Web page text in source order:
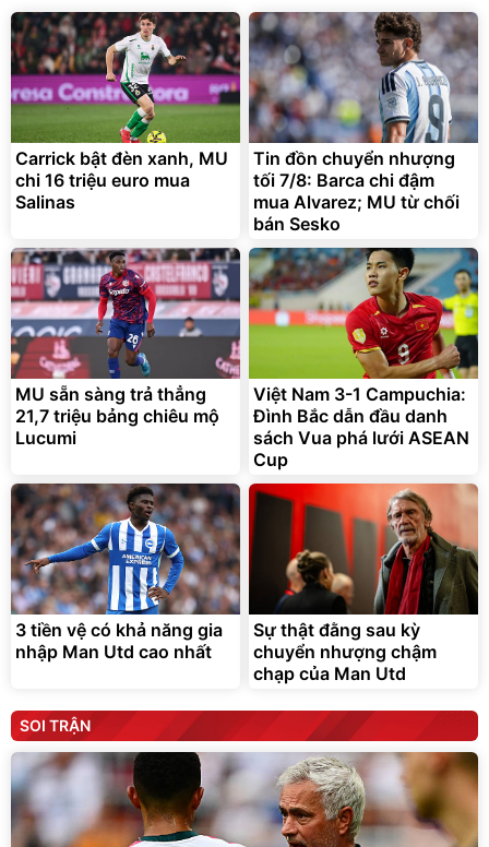
Carrick bật đèn xanh, MU
chi 16 triệu euro mua
Salinas
Tin đồn chuyển nhượng
tối 7/8: Barca chi đậm
mua Alvarez; MU từ chối
bán Sesko
MU sẵn sàng trả thẳng
21,7 triệu bảng chiêu mộ
Lucumi
Việt Nam 3-1 Campuchia:
Đình Bắc dẫn đầu danh
sách Vua phá lưới ASEAN
Cup
3 tiền vệ có khả năng gia
nhập Man Utd cao nhất
Sự thật đằng sau kỳ
chuyển nhượng chậm
chạp của Man Utd
SOI TRẬN